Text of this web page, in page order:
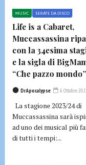
MUSIC SERATE DA DISCO
Life is a Cabaret,
Muccassassina
con la 34esima
e la sigla di
“Che pazzo mondo”
DrApocalypse 6 Ottobre
La stagione 2023/24 di
Muccassassina sarà
ad uno dei musical più
di tutti i tempi:...